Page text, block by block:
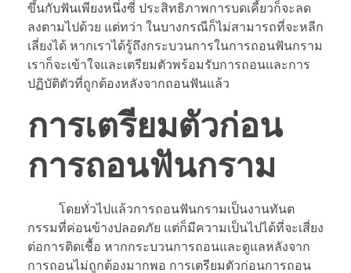
ขึ้นกับฟันเพียงหนึ่งซี่ ประสิทธิภาพการบดเคี้ยวก็จะลด
ลงตามไปด้วย แต่ทว่า ในบางกรณีก็ไม่สามารถที่จะหลีก
เลี่ยงได้ หากเราได้รู้ถึงกระบวนการในการถอนฟันกราม
เราก็จะเข้าใจและเตรียมตัวพร้อมรับการถอนและการ
ปฏิบัติตัวที่ถูกต้องหลังจากถอนฟันแล้ว
การเตรียมตัวก่อน
การถอนฟันกราม
โดยทั่วไปแล้วการถอนฟันกรามเป็นงานทันต
กรรมที่ค่อนข้างปลอดภัย แต่ก็มีความเป็นไปได้ที่จะเสี่ยง
ต่อการติดเชื้อ หากกระบวนการถอนและดูแลหลังจาก
การถอนไม่ถูกต้องมากพอ การเตรียมตัวก่อนการถอน